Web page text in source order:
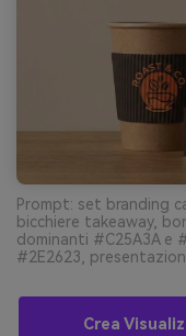
Prompt: set branding
bicchiere takeaway,
dominanti #C25A3A e
#2E2623,
Crea